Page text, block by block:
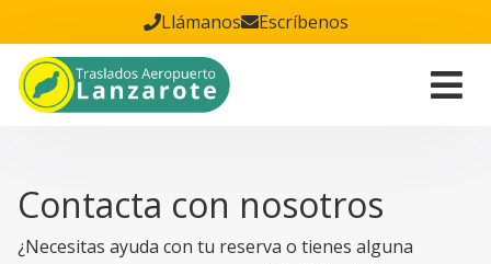
Llámanos Escríbenos
Contacta con nosotros
¿Necesitas ayuda con tu reserva o tienes alguna